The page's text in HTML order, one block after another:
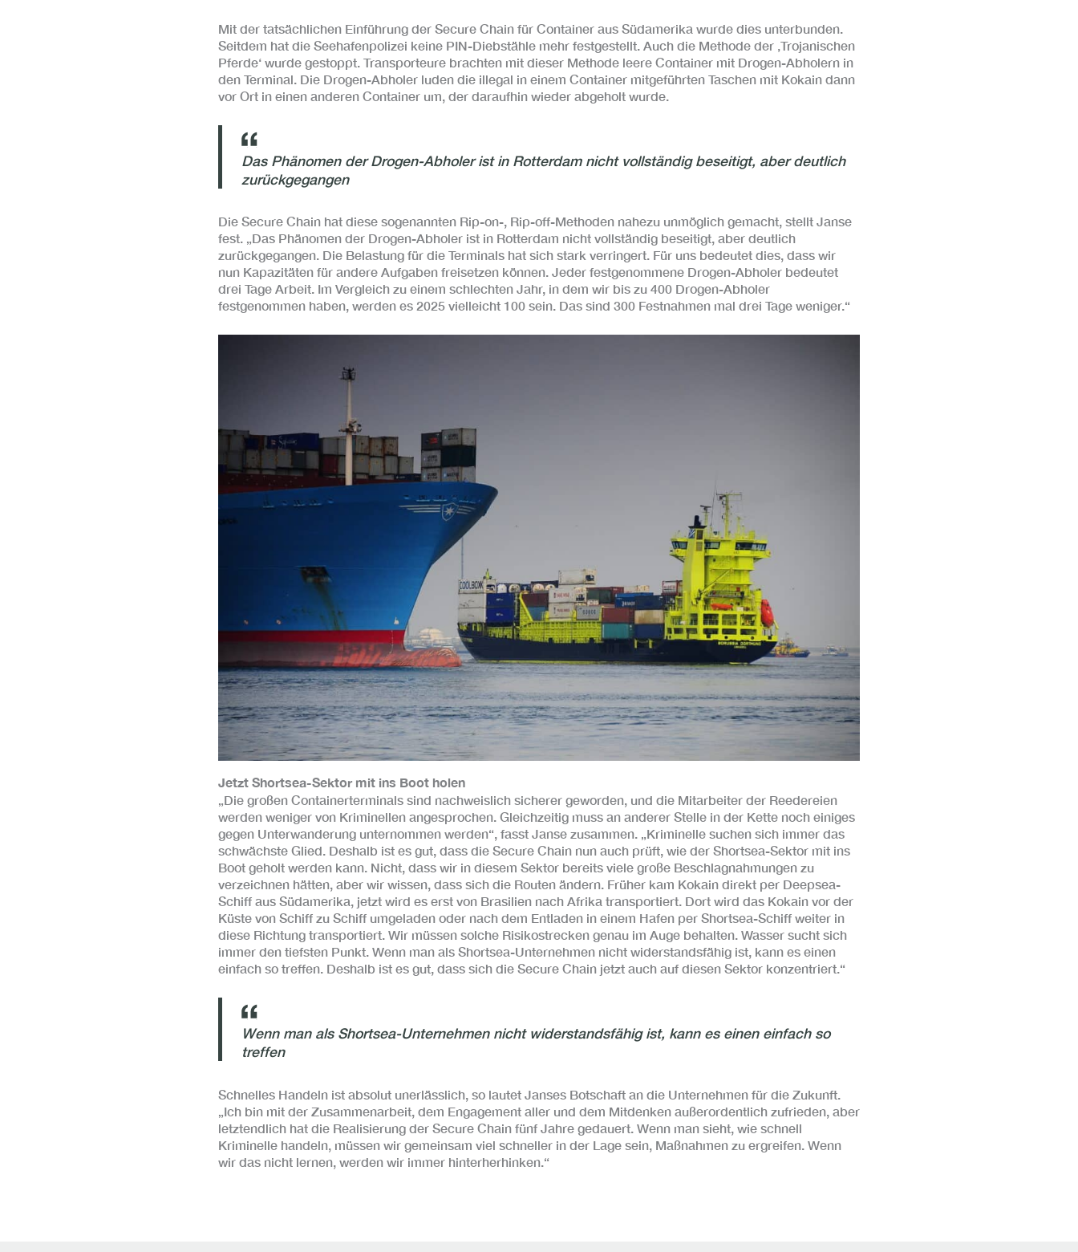
Mit der tatsächlichen Einführung der Secure Chain für Container aus Südamerika wurde dies unterbunden.
Seitdem hat die Seehafenpolizei keine PIN-Diebstähle mehr festgestellt. Auch die Methode der ‚Trojanischen
Pferde‘ wurde gestoppt. Transporteure brachten mit dieser Methode leere Container mit Drogen-Abholern in
den Terminal. Die Drogen-Abholer luden die illegal in einem Container mitgeführten Taschen mit Kokain dann
vor Ort in einen anderen Container um, der daraufhin wieder abgeholt wurde.
Das Phänomen der Drogen-Abholer ist in Rotterdam nicht vollständig beseitigt, aber deutlich
zurückgegangen
Die Secure Chain hat diese sogenannten Rip-on-, Rip-off-Methoden nahezu unmöglich gemacht, stellt Janse
fest. „Das Phänomen der Drogen-Abholer ist in Rotterdam nicht vollständig beseitigt, aber deutlich
zurückgegangen. Die Belastung für die Terminals hat sich stark verringert. Für uns bedeutet dies, dass wir
nun Kapazitäten für andere Aufgaben freisetzen können. Jeder festgenommene Drogen-Abholer bedeutet
drei Tage Arbeit. Im Vergleich zu einem schlechten Jahr, in dem wir bis zu 400 Drogen-Abholer
festgenommen haben, werden es 2025 vielleicht 100 sein. Das sind 300 Festnahmen mal drei Tage weniger.“
Jetzt Shortsea-Sektor mit ins Boot holen
„Die großen Containerterminals sind nachweislich sicherer geworden, und die Mitarbeiter der Reedereien
werden weniger von Kriminellen angesprochen. Gleichzeitig muss an anderer Stelle in der Kette noch einiges
gegen Unterwanderung unternommen werden“, fasst Janse zusammen. „Kriminelle suchen sich immer das
schwächste Glied. Deshalb ist es gut, dass die Secure Chain nun auch prüft, wie der Shortsea-Sektor mit ins
Boot geholt werden kann. Nicht, dass wir in diesem Sektor bereits viele große Beschlagnahmungen zu
verzeichnen hätten, aber wir wissen, dass sich die Routen ändern. Früher kam Kokain direkt per Deepsea-
Schiff aus Südamerika, jetzt wird es erst von Brasilien nach Afrika transportiert. Dort wird das Kokain vor der
Küste von Schiff zu Schiff umgeladen oder nach dem Entladen in einem Hafen per Shortsea-Schiff weiter in
diese Richtung transportiert. Wir müssen solche Risikostrecken genau im Auge behalten. Wasser sucht sich
immer den tiefsten Punkt. Wenn man als Shortsea-Unternehmen nicht widerstandsfähig ist, kann es einen
einfach so treffen. Deshalb ist es gut, dass sich die Secure Chain jetzt auch auf diesen Sektor konzentriert.“
Wenn man als Shortsea-Unternehmen nicht widerstandsfähig ist, kann es einen einfach so
treffen
Schnelles Handeln ist absolut unerlässlich, so lautet Janses Botschaft an die Unternehmen für die Zukunft.
„Ich bin mit der Zusammenarbeit, dem Engagement aller und dem Mitdenken außerordentlich zufrieden, aber
letztendlich hat die Realisierung der Secure Chain fünf Jahre gedauert. Wenn man sieht, wie schnell
Kriminelle handeln, müssen wir gemeinsam viel schneller in der Lage sein, Maßnahmen zu ergreifen. Wenn
wir das nicht lernen, werden wir immer hinterherhinken.“